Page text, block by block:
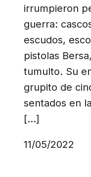
irrumpieron
guerra:
escudos,
pistolas
tumulto. Su
grupito de
sentados en
[…]
11/05/2022